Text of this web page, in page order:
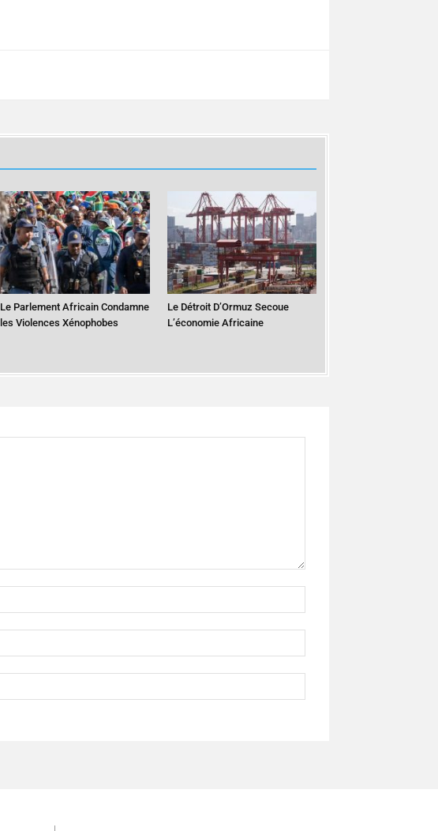
Le Parlement Africain Condamne
les Violences Xénophobes
Le Détroit D’Ormuz Secoue
L’économie Africaine